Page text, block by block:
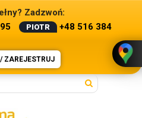
Zadzwoń:
PIOTR
+48 516 384
ZAREJESTRUJ